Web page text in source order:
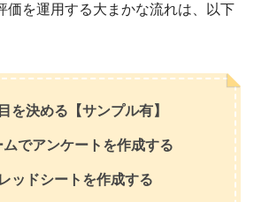
価を運用する大まかな流れは、以下
を決める【サンプル有】
でアンケートを作成する
ッドシートを作成する